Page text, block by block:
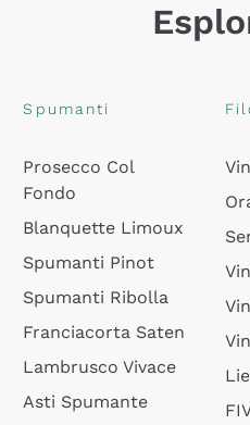
Spumanti
Prosecco Col
Fondo
Blanquette Limoux
Spumanti Pinot
Spumanti Ribolla
Franciacorta Saten
Lambrusco Vivace
Asti Spumante